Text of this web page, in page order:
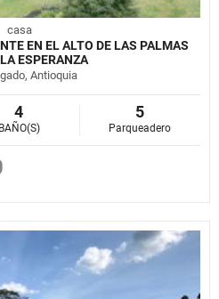
casa
EN EL ALTO DE LAS PALMAS
ESPERANZA
Antioquia
4
BAÑO(S)
5
Parqueadero